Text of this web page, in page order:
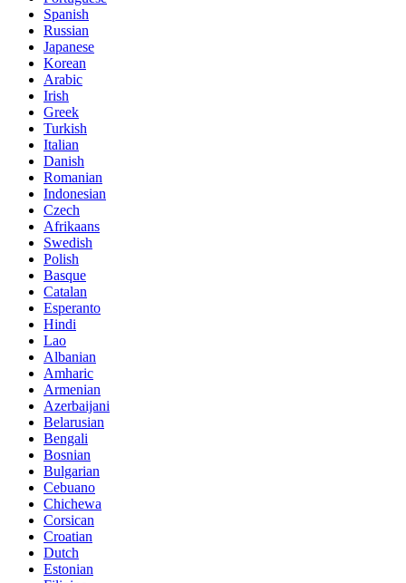
Spanish
Russian
Japanese
Korean
Arabic
Irish
Greek
Turkish
Italian
Danish
Romanian
Indonesian
Czech
Afrikaans
Swedish
Polish
Basque
Catalan
Esperanto
Hindi
Lao
Albanian
Amharic
Armenian
Azerbaijani
Belarusian
Bengali
Bosnian
Bulgarian
Cebuano
Chichewa
Corsican
Croatian
Dutch
Estonian